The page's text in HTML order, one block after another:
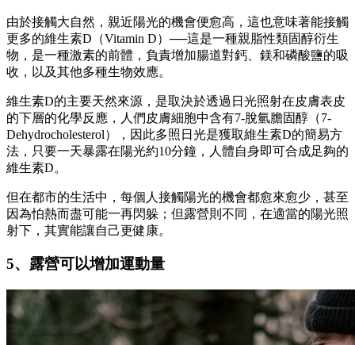
由於接觸大自然，親近陽光的機會便愈高，這也意味著能接觸
更多的維生素D（Vitamin D）──這是一種親脂性類固醇衍生
物，是一種激素的前體，負責增加腸道對鈣、鎂和磷酸鹽的吸
收，以及其他多種生物效應。
維生素D的主要天然來源，是取決於透過日光照射在皮膚表皮
的下層的化學反應，人們皮膚細胞中含有7-脫氫膽固醇（7-
Dehydrocholesterol），因此多照日光是獲取維生素D的簡易方
法，只要一天暴露在陽光約10分鐘，人體自身即可合成足夠的
維生素D。
但在都市的生活中，每個人接觸陽光的機會都愈來愈少，甚至
因為怕熱而盡可能一再閃躲；但露營則不同，在適當的陽光照
射下，其實能讓自己更健康。
5、露營可以增加運動量